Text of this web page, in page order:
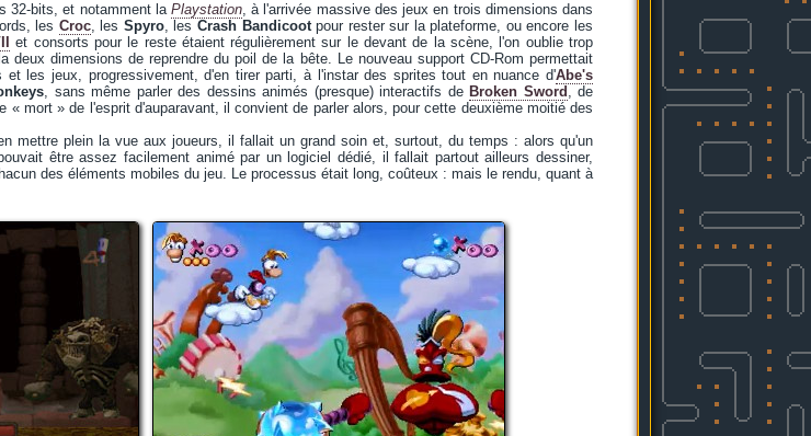
32-bits, et notamment la Playstation, à l'arrivée massive des jeux en trois dimensions dans
les Croc, les Spyro, les Crash Bandicootpour rester sur la plateforme, ou encore les
et consorts pour le reste étaient régulièrement sur le devant de la scène, l'on oublie trop
deux dimensions de reprendre du poil de la bête. Le nouveau support CD-Rom permettait
et les jeux, progressivement, d'en tirer parti, à l'instar des sprites tout en nuance d'Abe's
, sans même parler des dessins animés (presque) interactifs de Broken Sword , de
« mort » de l'esprit d'auparavant, il convient de parler alors, pour cette deuxième moitié des
mettre plein la vue aux joueurs, il fallait un grand soin et, surtout, du temps : alors qu'un
être assez facilement animé par un logiciel dédié, il fallait partout ailleurs dessiner,
des éléments mobiles du jeu. Le processus était long, coûteux : mais le rendu, quant à